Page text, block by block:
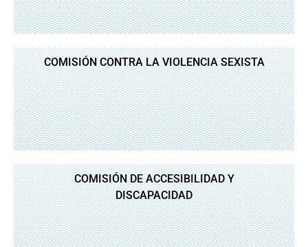
COMISIÓN CONTRA LA VIOLENCIA SEXISTA
COMISIÓN DE ACCESIBILIDAD Y
DISCAPACIDAD